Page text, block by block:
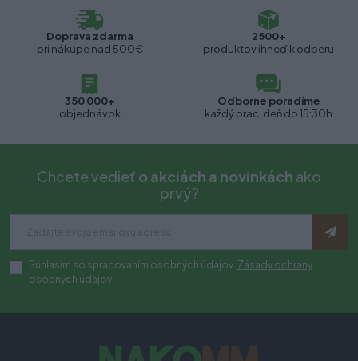
Doprava zdarma
pri nákupe nad 500€
2500+
produktov ihneď k odberu
350 000+
objednávok
Odborne poradíme
každý prac. deň do 15:30h
Chcete vedieť o akciách a novinkách ako
prvý?
Súhlasím so spracovaním osobných údajov. Zásady ochrany
osobných údajov.